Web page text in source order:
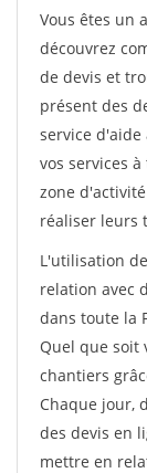
Vous êtes un
découvrez
de devis et
présent des
service
vos services
zone
réaliser leurs
L'utilisation
relation avec
dans toute la
Quel que soit
chantiers
Chaque jour,
des devis en
mettre en